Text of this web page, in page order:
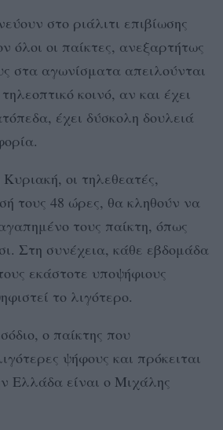
στο ριάλιτι επιβίωσης
όλοι οι παίκτες, ανεξαρτήτως
στα αγωνίσματα απειλούνται
κοινό, αν και έχει
έχει δύσκολη δουλειά
οι τηλεθεατές,
τους 48 ώρες, θα κληθούν να
τους παίκτη, όπως
Στη συνέχεια, κάθε εβδομάδα
εκάστοτε υποψήφιους
το λιγότερο.
ο παίκτης που
ψήφους και πρόκειται
Ελλάδα είναι ο Μιχάλης